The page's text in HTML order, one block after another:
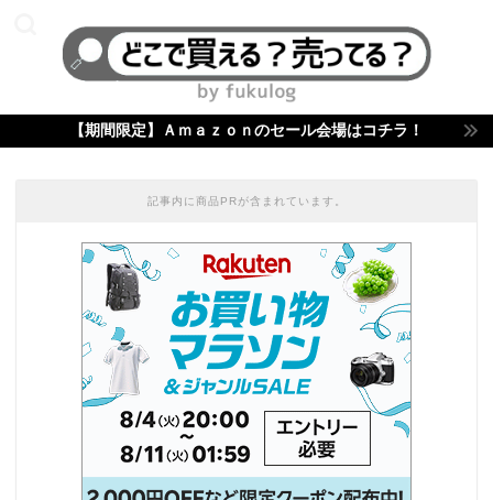
【期間限定】Ａｍａｚｏｎのセール会場はコチラ！
記事内に商品PRが含まれています。